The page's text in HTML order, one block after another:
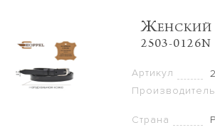
ЖЕНСКИЙ
2503-0126N
Артикул
Производитель
Страна